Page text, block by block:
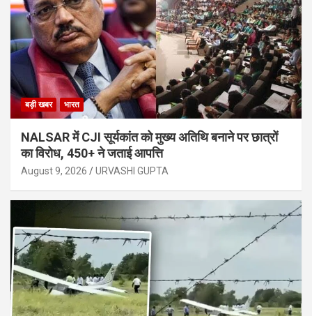
बड़ी खबर भारत
NALSAR में CJI सूर्यकांत को मुख्य अतिथि बनाने पर छात्रों
का विरोध, 450+ ने जताई आपत्ति
August 9, 2026 URVASHI GUPTA